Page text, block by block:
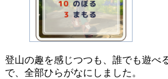
登山の趣を感じつつも、誰でも遊べ
で、全部ひらがなにしました。